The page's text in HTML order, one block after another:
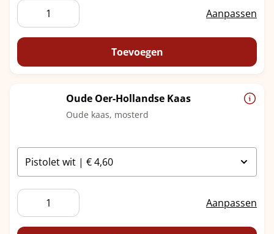
Old
Amsterdam
aantal
Aanpassen
Toevoegen
Oude Oer-Hollandse Kaas
Oude kaas, mosterd
Oude
Oer-
Hollandse
Aanpassen